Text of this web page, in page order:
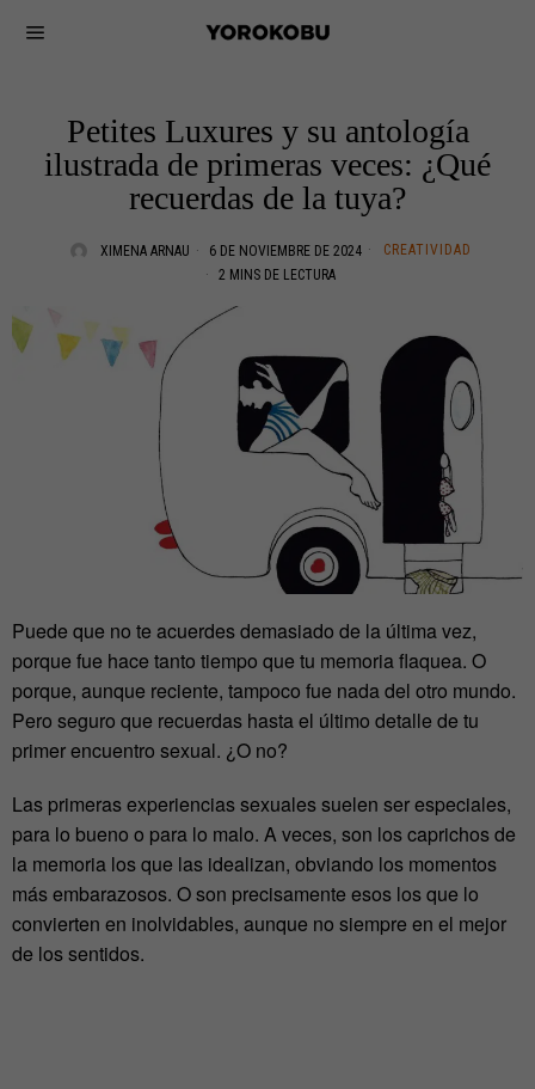
Petites Luxures y su antología
ilustrada de primeras veces: ¿Qué
recuerdas de la tuya?
XIMENA ARNAU 6 DE NOVIEMBRE DE 2024
CREATIVIDAD
2 MINS DE LECTURA
Puede que no te acuerdes demasiado de la última vez,
porque fue hace tanto tiempo que tu memoria flaquea. O
porque, aunque reciente, tampoco fue nada del otro mundo.
Pero seguro que recuerdas hasta el último detalle de tu
primer encuentro sexual. ¿O no?
Las primeras experiencias sexuales suelen ser especiales,
para lo bueno o para lo malo. A veces, son los caprichos de
la memoria los que las idealizan, obviando los momentos
más embarazosos. O son precisamente esos los que lo
convierten en inolvidables, aunque no siempre en el mejor
de los sentidos.